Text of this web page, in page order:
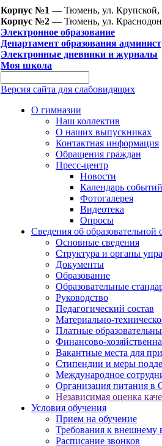
Корпус №1 — Тюмень, ул. Крупской,
Корпус №2 — Тюмень, ул.
Электронное образование
Департамент образования
Электронные дневники и журналы
Моя школа
Версия сайта для слабовидящих
О гимназии
Наш коллектив
О наших выпускниках
Контактная информация
Обращения граждан
Пресс-центр
Новости
Календарь событий
Фотогалерея
Видеотека
Опросы
Сведения об образовательной
Основные сведения
Структура и органы
Документы
Образование
Образовательные
Руководство
Педагогический состав
Материально-
Платные
Финансово-
Вакантные места для
Стипендии и меры
Международное
Организация питания в
Независимая оценка
Условия обучения
Прием на обучение
Требования к внешнему
Расписание звонков